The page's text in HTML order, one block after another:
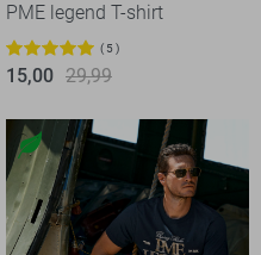
PME legend T-shirt
5
15,00 29,99